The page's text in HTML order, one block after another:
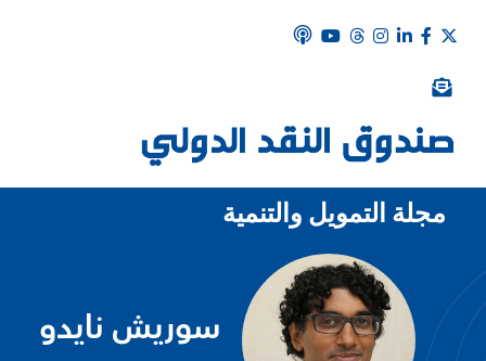
مجلة التمويل والتنمية
سوريش نايدو